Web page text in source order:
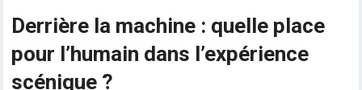
Derrière la machine : quelle place
pour l’humain dans l’expérience
scénique ?